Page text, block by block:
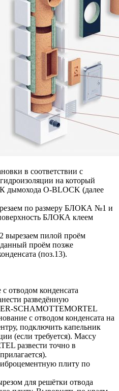
в соответствии с
на который
дымохода O-BLOCK (далее
по размеру БЛОКА №1 и
БЛОКА клеем
пилой проём
проём позже
(поз.13).
отводом конденсата
разведённую
SCHAMOTTEMORTEL
с отводом конденсата на
подключить капельник
(если требуется). Массу
развести точно в
плиту по
для решётки отвода